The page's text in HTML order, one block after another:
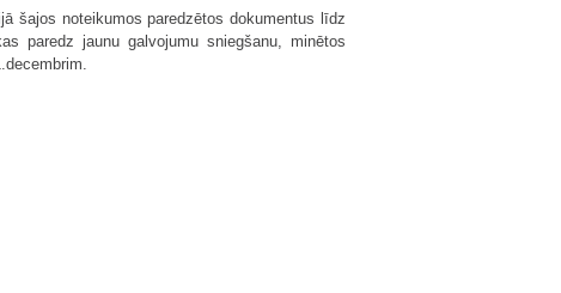
šajos noteikumos paredzētos dokumentus līdz
paredz jaunu galvojumu sniegšanu, minētos